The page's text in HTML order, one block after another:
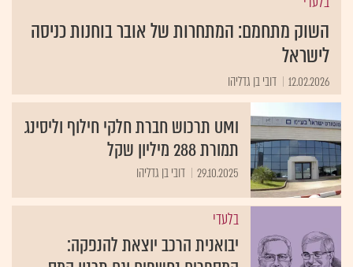
השוק מתחמם: המתחרות של אובר בוחנות כניסה
לישראל
12.02.2026 דובי בן גדליהו
UMI תרכוש חברת חלקי חילוף וליסינג
תמורת 288 מיליון שקל
29.10.2025 דובי בן גדליהו
בלעדי
יבואנית הרכב יוצאת להנפקה: